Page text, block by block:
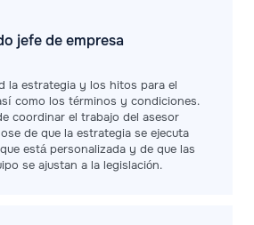
jefe deempresa
la estrategia y los hitos para el
como los términos y condiciones.
coordinar el trabajo del asesor
de que la estrategia se ejecuta
está personalizada y de que las
se ajustan a la legislación.